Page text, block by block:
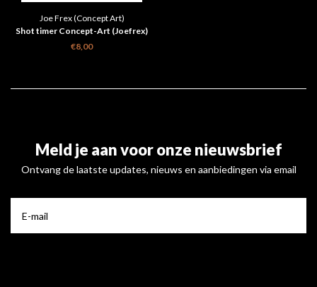
Joe Frex (Concept Art)
Shot timer Concept-Art (Joefrex)
€8,00
Meld je aan voor onze nieuwsbrief
Ontvang de laatste updates, nieuws en aanbiedingen via email